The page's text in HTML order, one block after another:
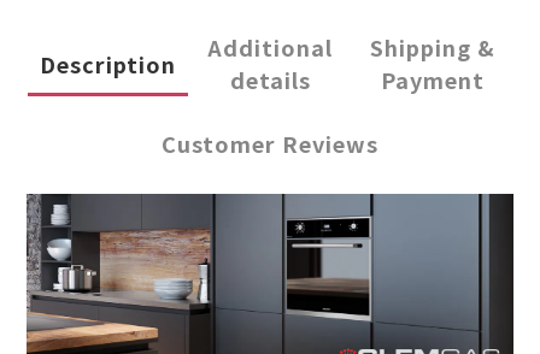
Description
Additional
details
Shipping &
Payment
Customer Reviews